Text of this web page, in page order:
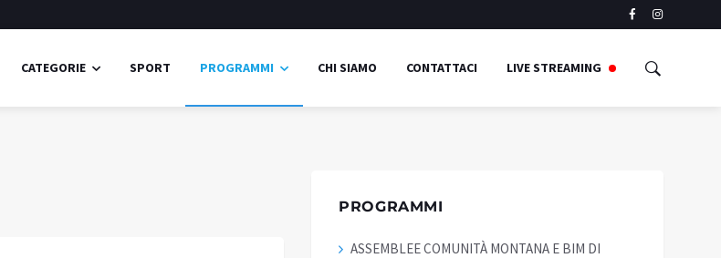
CATEGORIE SPORT PROGRAMMI CHI SIAMO CONTATTACI LIVE STREAMING
PROGRAMMI
ASSEMBLEE COMUNITÀ MONTANA E BIM DI